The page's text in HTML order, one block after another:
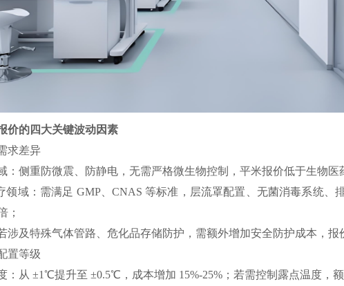
价的四大关键波动因素
求差异
：侧重防微震、防静电，无需严格微生物控制，平米报价低于生物医
领域：需满足 GMP、CNAS 等标准，层流罩配置、无菌消毒系统、
；
涉及特殊气体管路、危化品存储防护，需额外增加安全防护成本，报
置等级
：从 ±1℃提升至 ±0.5℃，成本增加 15%-25%；若需控制露点温度，额